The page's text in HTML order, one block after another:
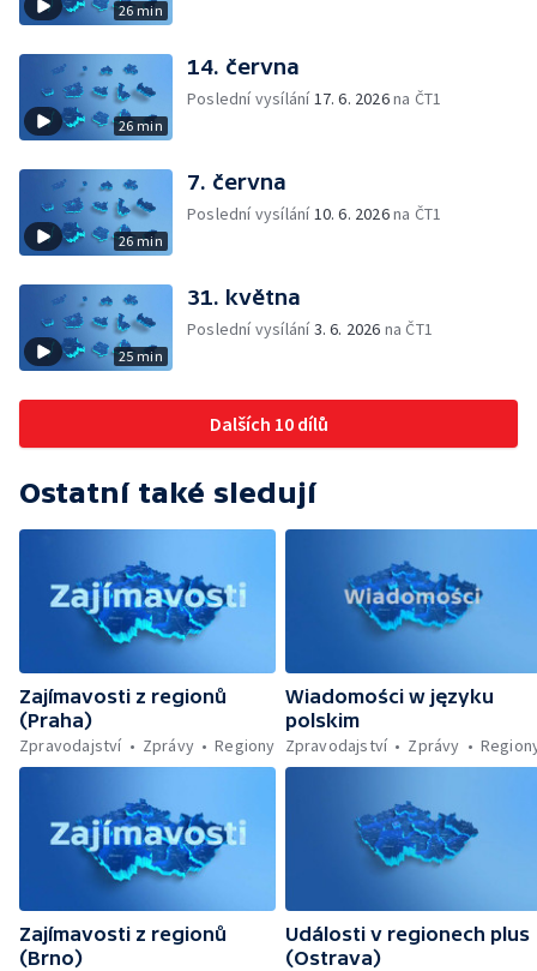
26 min
26 min
14. června
Poslední vysílání17. 6. 2026na ČT1
26 min
7. června
Poslední vysílání10. 6. 2026na ČT1
25 min
31. května
Poslední vysílání3. 6. 2026 na ČT1
Dalších 10 dílů
Ostatní také sledují
Zajímavosti z regionů
(Praha)
Zpravodajství
Zprávy Regiony
Wiadomości w języku
polskim
Zpravodajství
Zprávy
Zajímavosti z regionů
(Brno)
Události v regionech plus
(Ostrava)